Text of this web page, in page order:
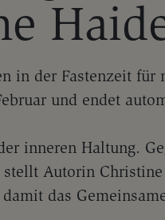
in der Fastenzeit für
und endet
inneren Haltung.
stellt Autorin
das